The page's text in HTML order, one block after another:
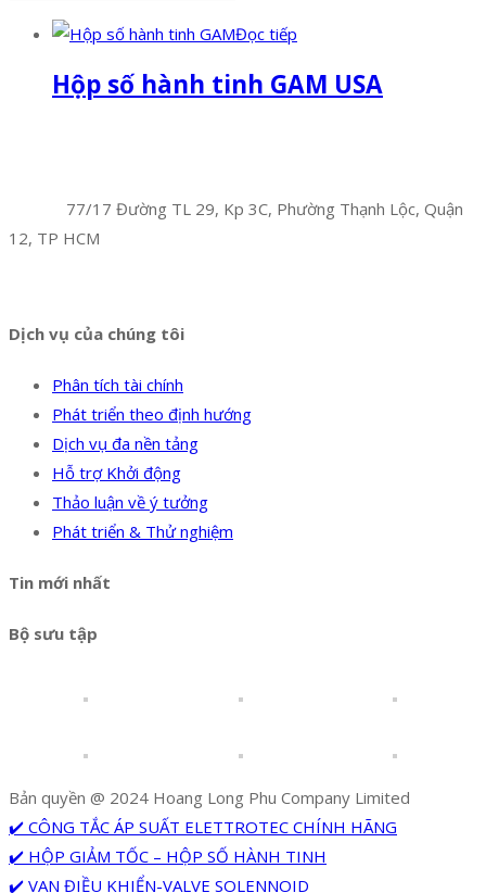
Đọc tiếp
Hộp số hành tinh GAM USA
77/17 Đường TL 29, Kp 3C, Phường Thạnh Lộc, Quận
12, TP HCM
Dịch vụ của chúng tôi
Phân tích tài chính
Phát triển theo định hướng
Dịch vụ đa nền tảng
Hỗ trợ Khởi động
Thảo luận về ý tưởng
Phát triển & Thử nghiệm
Tin mới nhất
Bộ sưu tập
Bản quyền @ 2024 Hoang Long Phu Company Limited
✔️ CÔNG TẮC ÁP SUẤT ELETTROTEC CHÍNH HÃNG
✔️ HỘP GIẢM TỐC – HỘP SỐ HÀNH TINH
✔️ VAN ĐIỀU KHIỂN-VALVE SOLENNOID